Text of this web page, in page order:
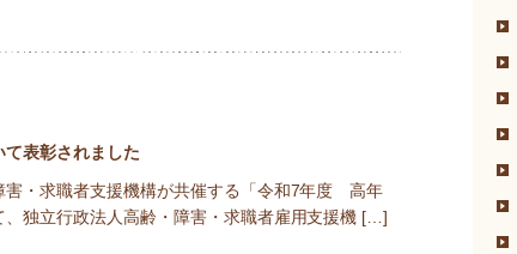
表彰されました
害・求職者支援機構が共催する「令和7年度 高年
独立行政法人高齢・障害・求職者雇用支援機 […]